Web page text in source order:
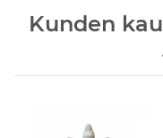
Kunden